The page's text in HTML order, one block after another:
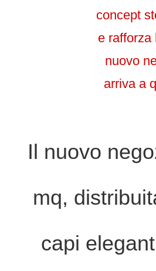
concept
e rafforza
nuovo
arriva a
Il nuovo
mq,
capi